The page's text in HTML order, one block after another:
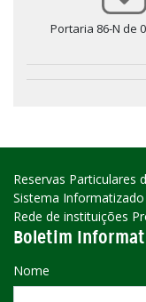
Portaria 86-N de
Reservas Particulares
Sistema
Rede de instituições
Boletim
Nome